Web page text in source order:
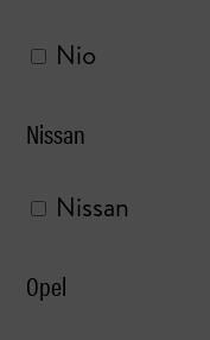
Nio
Nissan
Nissan
Opel